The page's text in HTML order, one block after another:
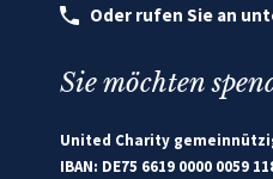
Oder rufen Sie an
Sie möchten
United Charity
IBAN: DE75 6619 0000 0059